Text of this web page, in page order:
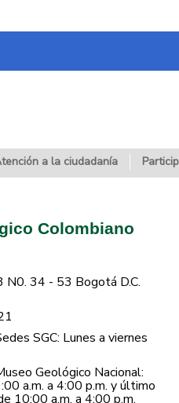
a la ciudadanía
Colombiano
N0. 34 - 53 Bogotá D.C.
SGC: Lunes a viernes
Geológico Nacional:
a.m. a 4:00 p.m. y último
10:00 a.m. a 4:00 p.m.